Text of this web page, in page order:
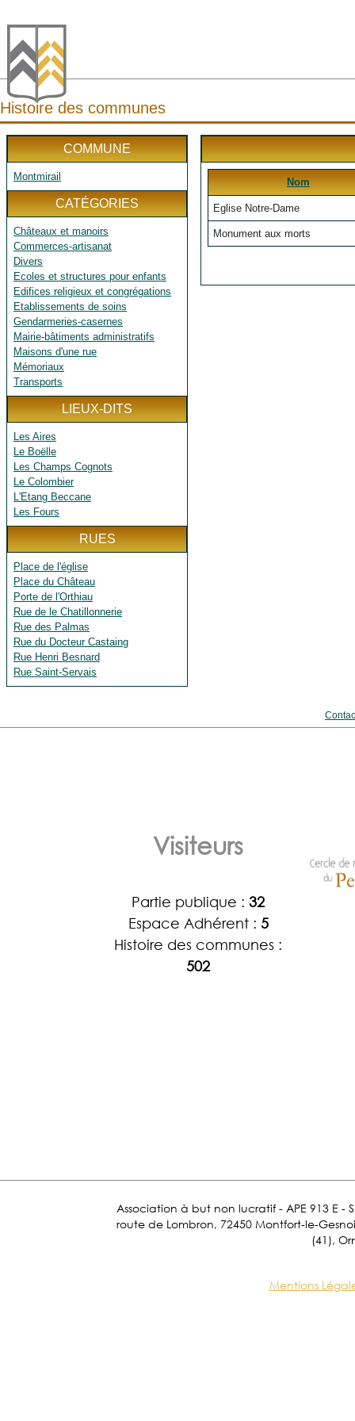
Histoire des communes
COMMUNE
Montmirail
CATÉGORIES
Châteaux et manoirs
Commerces-artisanat
Divers
Ecoles et structures pour enfants
Edifices religieux et congrégations
Etablissements de soins
Gendarmeries-casernes
Mairie-bâtiments administratifs
Maisons d'une rue
Mémoriaux
Transports
LIEUX-DITS
Les Aires
Le Boëlle
Les Champs Cognots
Le Colombier
L'Etang Beccane
Les Fours
RUES
Place de l'église
Place du Château
Porte de l'Orthiau
Rue de le Chatillonnerie
Rue des Palmas
Rue du Docteur Castaing
Rue Henri Besnard
Rue Saint-Servais
Nom
Eglise Notre-Dame
Monument aux morts
Visiteurs
Partie publique : 32
Espace Adhérent : 5
Histoire des communes :
502
Association à but non lucratif - APE 913 E -
route de Lombron, 72450 Montfort-le-
(41),
Mentions